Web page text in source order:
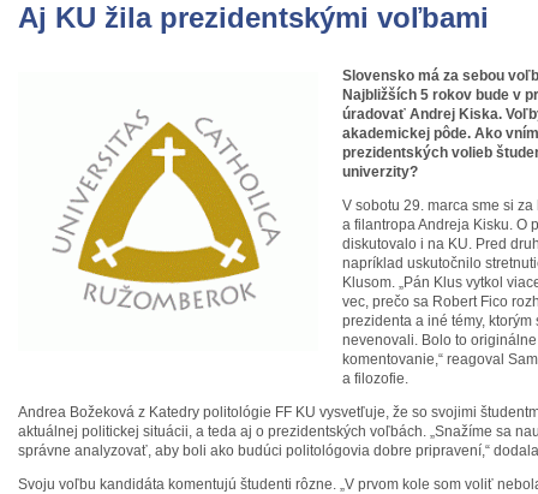
Aj KU žila prezidentskými voľbami
Slovensko má za sebou
Najbližších 5 rokov bude v
úradovať Andrej Kiska. V
akademickej pôde. Ako
prezidentských volieb
univerzity?
V sobotu 29. marca sme si
a filantropa Andreja Kisku. O
diskutovalo i na KU. Pred
napríklad uskutočnilo
Klusom. „Pán Klus vytkol
vec, prečo sa Robert Fico
prezidenta a iné témy,
nevenovali. Bolo to
komentovanie,“ reagoval
a filozofie.
Andrea Božeková z Katedry politológie FF KU vysvetľuje, že so svojimi
aktuálnej politickej situácii, a teda aj o prezidentských voľbách. „Snažíme sa
správne analyzovať, aby boli ako budúci politológovia dobre pripravení,“
Svoju voľbu kandidáta komentujú študenti rôzne. „V prvom kole som voliť